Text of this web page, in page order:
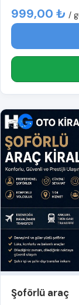
999,00 ₺ /
Şoförlü araç